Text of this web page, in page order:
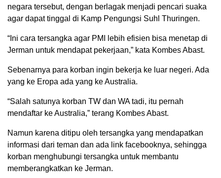
negara tersebut, dengan berlagak menjadi pencari suaka
agar dapat tinggal di Kamp Pengungsi Suhl Thuringen.
“Ini cara tersangka agar PMI lebih efisien bisa menetap di
Jerman untuk mendapat pekerjaan,” kata Kombes Abast.
Sebenarnya para korban ingin bekerja ke luar negeri. Ada
yang ke Eropa ada yang ke Australia.
“Salah satunya korban TW dan WA tadi, itu pernah
mendaftar ke Australia,” terang Kombes Abast.
Namun karena ditipu oleh tersangka yang mendapatkan
informasi dari teman dan ada link facebooknya, sehingga
korban menghubungi tersangka untuk membantu
memberangkatkan ke Jerman.